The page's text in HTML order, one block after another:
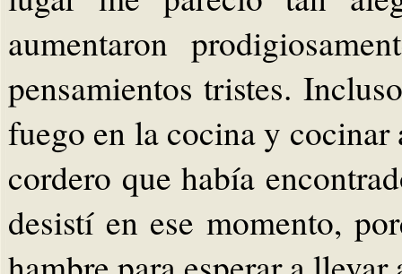
aumentaron
pensamientos tristes.
fuego en la cocina y
cordero que había
desistí en ese momento,